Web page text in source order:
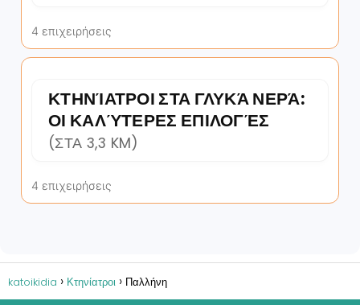
4 επιχειρήσεις
ΚΤΗΝΊΑΤΡΟΙ ΣΤΑ ΓΛΥΚΆ ΝΕΡΆ:
ΟΙ ΚΑΛΎΤΕΡΕΣ ΕΠΙΛΟΓΈΣ
(ΣΤΑ 3,3 KM)
4 επιχειρήσεις
katoikidia Κτηνίατροι Παλλήνη